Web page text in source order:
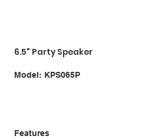
6.5" Party Speaker
Model: SKU
KPS065P
KPS065P
Features